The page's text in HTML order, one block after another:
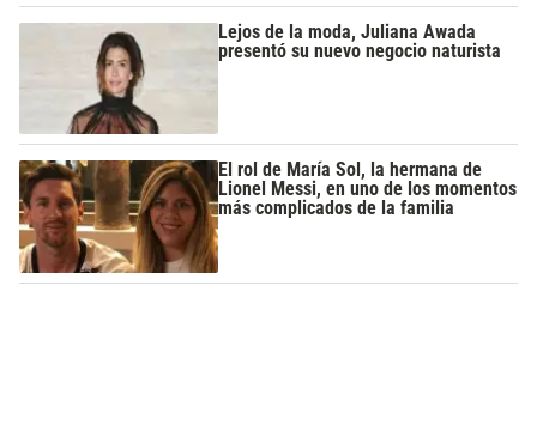
Lejos de la moda, Juliana Awada
presentó su nuevo negocio naturista
El rol de María Sol, la hermana de
Lionel Messi, en uno de los momentos
más complicados de la familia